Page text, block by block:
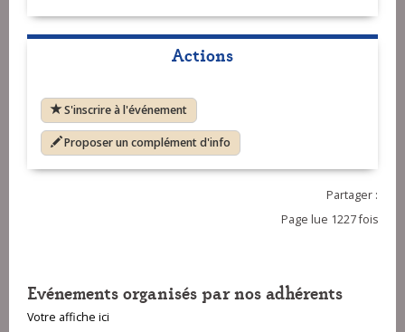
Actions
S'inscrire à l'événement
Proposer un complément d'info
Partager :
Page lue 1227 fois
Evénements organisés par nos adhérents
Votre affiche ici